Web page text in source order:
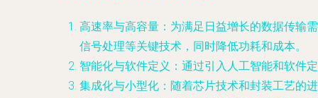
高速率与高容量：为满足日益增长的数据传输
信号处理等关键技术，同时降低功耗和成本。
智能化与软件定义：通过引入人工智能和软件
集成化与小型化：随着芯片技术和封装工艺的